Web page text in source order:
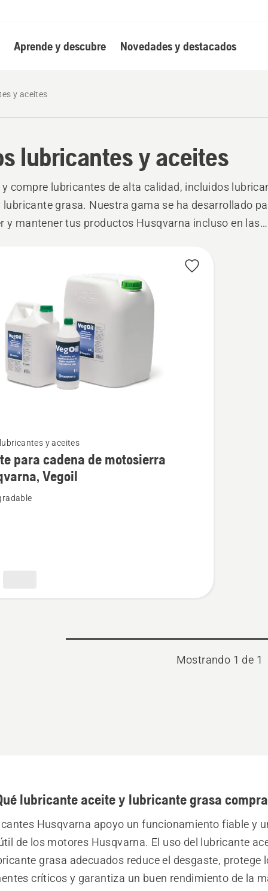
Aprende y descubre Novedades y destacados
y aceites
lubricantes y aceites
y compre lubricantes de alta calidad, incluidos
lubricante grasa. Nuestra gama se ha desarrollado
y mantener tus productos Husqvarna incluso en las
y aceites
para cadena de motosierra
Vegoil
Mostrando 1 de 1
lubricante aceite y lubricante grasa
Husqvarna apoyo un funcionamiento fiable y
de los motores Husqvarna. El uso del lubricante
grasa adecuados reduce el desgaste, protege
críticos y garantiza un buen rendimiento de la